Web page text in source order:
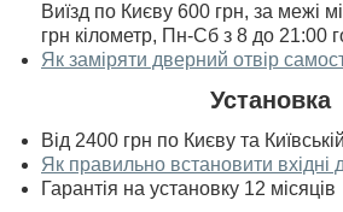
Виїзд по Києву 600 грн, за межі
грн кілометр, Пн-Сб з 8 до 21:00
Як заміряти дверний отвір
Установка
Від 2400 грн по Києву та
Як правильно встановити вхідні
Гарантія на установку 12 місяців